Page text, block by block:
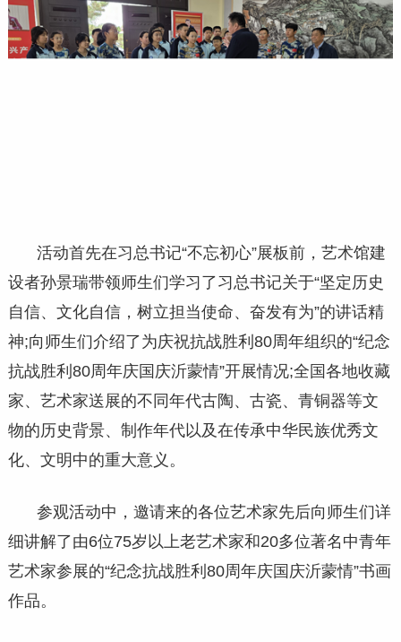
活动首先在习总书记“不忘初心”展板前，艺术馆建
设者孙景瑞带领师生们学习了习总书记关于“坚定历史
自信、文化自信，树立担当使命、奋发有为”的讲话精
神;向师生们介绍了为庆祝抗战胜利80周年组织的“纪念
抗战胜利80周年庆国庆沂蒙情”开展情况;全国各地收藏
家、艺术家送展的不同年代古陶、古瓷、青铜器等文
物的历史背景、制作年代以及在传承中华民族优秀文
化、文明中的重大意义。
参观活动中，邀请来的各位艺术家先后向师生们详
细讲解了由6位75岁以上老艺术家和20多位著名中青年
艺术家参展的“纪念抗战胜利80周年庆国庆沂蒙情”书画
作品。